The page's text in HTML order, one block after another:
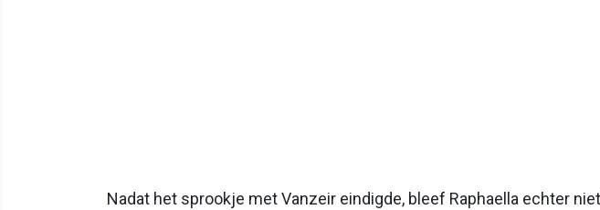
Nadat het sprookje met Vanzeir eindigde, bleef Raphaella echter